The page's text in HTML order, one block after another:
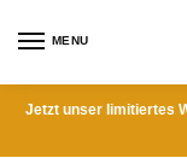
MENU
Jetzt unser limitiertes